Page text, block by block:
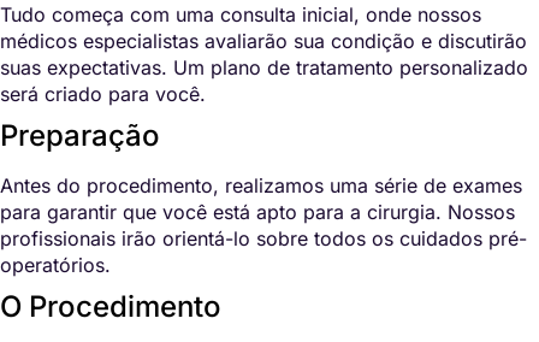
Tudo começa com uma consulta inicial, onde nossos
médicos especialistas avaliarão sua condição e discutirão
suas expectativas. Um plano de tratamento personalizado
será criado para você.
Preparação
Antes do procedimento, realizamos uma série de exames
para garantir que você está apto para a cirurgia. Nossos
profissionais irão orientá-lo sobre todos os cuidados pré-
operatórios.
O Procedimento